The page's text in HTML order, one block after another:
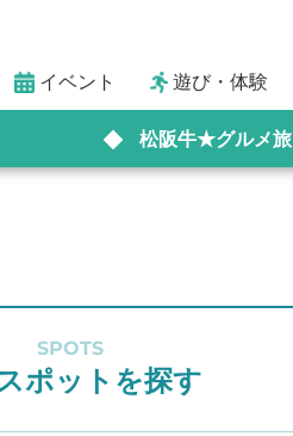
イベント 遊び・体験
松阪牛★グルメ旅
SPOTS
ポットを探す